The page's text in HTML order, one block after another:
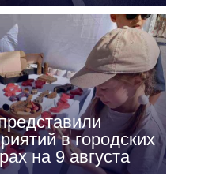
в городских
на 9 августа